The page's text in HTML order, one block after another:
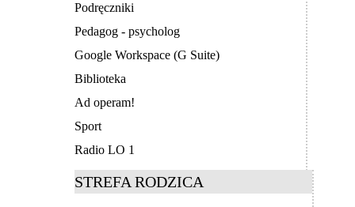
Podręczniki
Pedagog - psycholog
Google Workspace (G Suite)
Biblioteka
Ad operam!
Sport
Radio LO 1
STREFA RODZICA